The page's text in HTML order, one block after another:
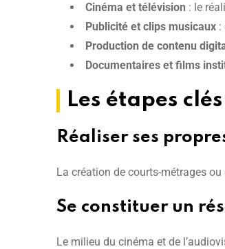
Cinéma et télévision : le
Publicité et clips musicaux :
Production de contenu
Documentaires et films
Les étapes
Réaliser ses
La création de courts-métrages
Se constituer un
Le milieu du cinéma et de